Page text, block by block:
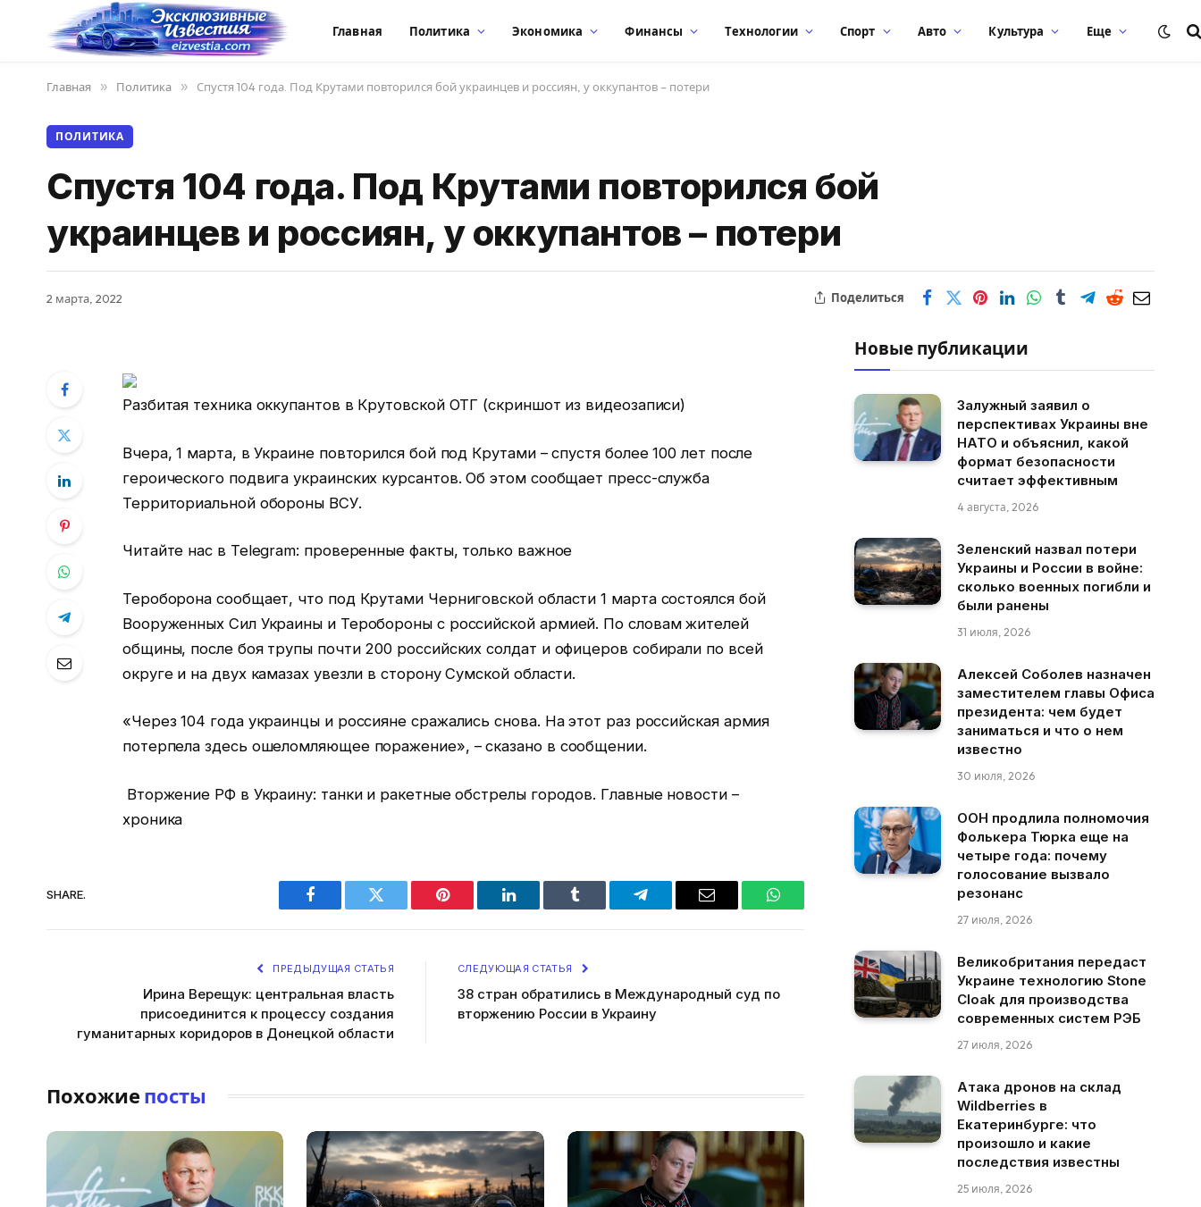
Главная Политика Экономика Финансы Технологии Спорт Авто Культура Еще
Главная » Политика » Спустя 104 года. Под Крутами повторился бой украинцев и россиян, у оккупантов – потери
ПОЛИТИКА
Спустя 104 года. Под Крутами повторился бой
украинцев и россиян, у оккупантов – потери
2 марта, 2022 Поделиться
Разбитая техника оккупантов в Крутовской ОТГ (скриншот из видеозаписи)
Вчера, 1 марта, в Украине повторился бой под Крутами – спустя более 100 лет после
героического подвига украинских курсантов. Об этом сообщает пресс-служба
Территориальной обороны ВСУ.
Читайте нас в Telegram: проверенные факты, только важное
Тероборона сообщает, что под Крутами Черниговской области 1 марта состоялся бой
Вооруженных Сил Украины и Теробороны с российской армией. По словам жителей
общины, после боя трупы почти 200 российских солдат и офицеров собирали по всей
округе и на двух камазах увезли в сторону Сумской области.
«Через 104 года украинцы и россияне сражались снова. На этот раз российская армия
потерпела здесь ошеломляющее поражение», – сказано в сообщении.
Вторжение РФ в Украину: танки и ракетные обстрелы городов. Главные новости –
хроника
SHARE.
Facebook Twitter Pinterest LinkedIn Tumblr Telegram Email WhatsApp
ПРЕДЫДУЩАЯ СТАТЬЯ
Ирина Верещук: центральная власть
присоединится к процессу создания
гуманитарных коридоров в Донецкой области
СЛЕДУЮЩАЯ СТАТЬЯ
38 стран обратились в Международный суд по
вторжению России в Украину
Похожие посты
Новые публикации
Залужный заявил о
перспективах Украины вне
НАТО и объяснил, какой
формат безопасности
считает эффективным
4 августа, 2026
Зеленский назвал потери
Украины и России в войне:
сколько военных погибли и
были ранены
31 июля, 2026
Алексей Соболев назначен
заместителем главы Офиса
президента: чем будет
заниматься и что о нем
известно
30 июля, 2026
ООН продлила полномочия
Фолькера Тюрка еще на
четыре года: почему
голосование вызвало
резонанс
27 июля, 2026
Великобритания передаст
Украине технологию Stone
Cloak для производства
современных систем РЭБ
27 июля, 2026
Атака дронов на склад
Wildberries в
Екатеринбурге: что
произошло и какие
последствия известны
25 июля, 2026